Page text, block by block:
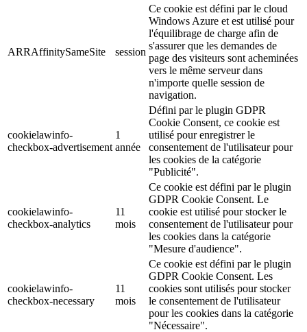
ARRAffinitySameSite session
Ce cookie est défini par le cloud
Windows Azure et est utilisé pour
l'équilibrage de charge afin de
s'assurer que les demandes de
page des visiteurs sont acheminées
vers le même serveur dans
n'importe quelle session de
navigation.
cookielawinfo-
checkbox-advertisement
1
année
Défini par le plugin GDPR
Cookie Consent, ce cookie est
utilisé pour enregistrer le
consentement de l'utilisateur pour
les cookies de la catégorie
"Publicité".
cookielawinfo-
checkbox-analytics
11
mois
Ce cookie est défini par le plugin
GDPR Cookie Consent. Le
cookie est utilisé pour stocker le
consentement de l'utilisateur pour
les cookies dans la catégorie
"Mesure d'audience".
cookielawinfo-
checkbox-necessary
11
mois
Ce cookie est défini par le plugin
GDPR Cookie Consent. Les
cookies sont utilisés pour stocker
le consentement de l'utilisateur
pour les cookies dans la catégorie
"Nécessaire".